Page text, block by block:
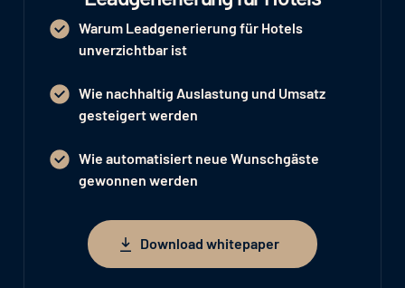
Warum Leadgenerierung für Hotels
unverzichtbar ist
Wie nachhaltig Auslastung und Umsatz
gesteigert werden
Wie automatisiert neue Wunschgäste
gewonnen werden
Download whitepaper
Download whitepaper